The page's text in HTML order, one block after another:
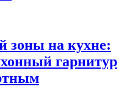
зоны на кухне:
гарнитур